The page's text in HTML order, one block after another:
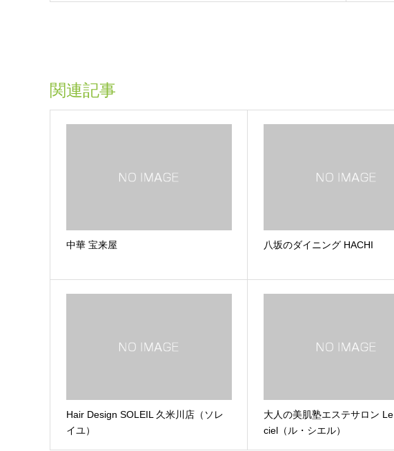
関連記事
中華 宝来屋 八坂のダイニング HACHI
Hair Design SOLEIL 久米川店（ソレ
イユ）
大人の美肌塾エステサロン Le
ciel（ル・シエル）